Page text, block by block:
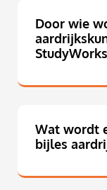
Door wie
Wat wordt
bijles